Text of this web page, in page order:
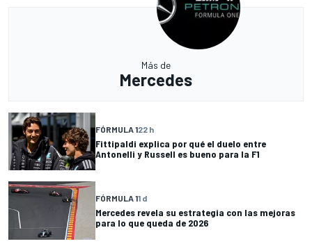
Más de
Mercedes
FÓRMULA 122 h
Fittipaldi explica por qué el duelo entre
Antonelli y Russell es bueno para la F1
FÓRMULA 11 d
Mercedes revela su estrategia con las mejoras
para lo que queda de 2026